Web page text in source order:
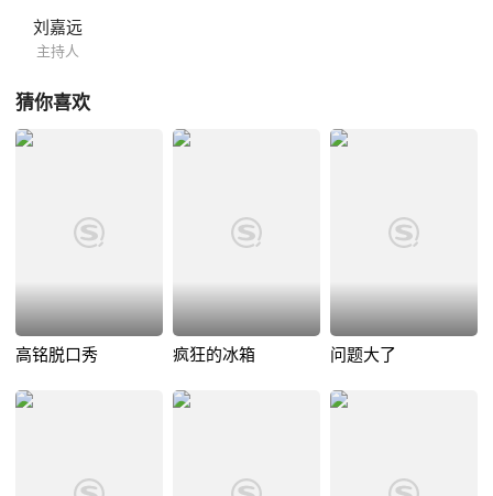
刘嘉远
主持人
猜你喜欢
高铭脱口秀 疯狂的冰箱 问题大了